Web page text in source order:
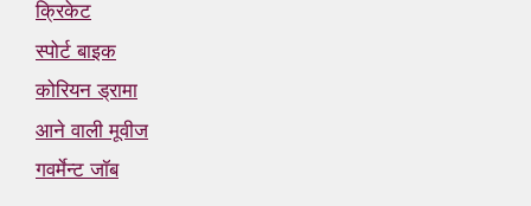
क्रिकेट
स्पोर्ट बाइक
कोरियन ड्रामा
आने वाली मूवीज
गवर्मेन्ट जॉब